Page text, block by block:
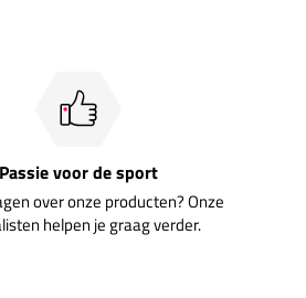
Passie voor de sport
over onze producten? Onze
helpen je graag verder.